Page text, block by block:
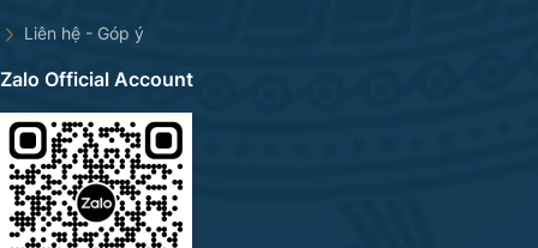
Liên hệ - Góp ý
Zalo Official Account